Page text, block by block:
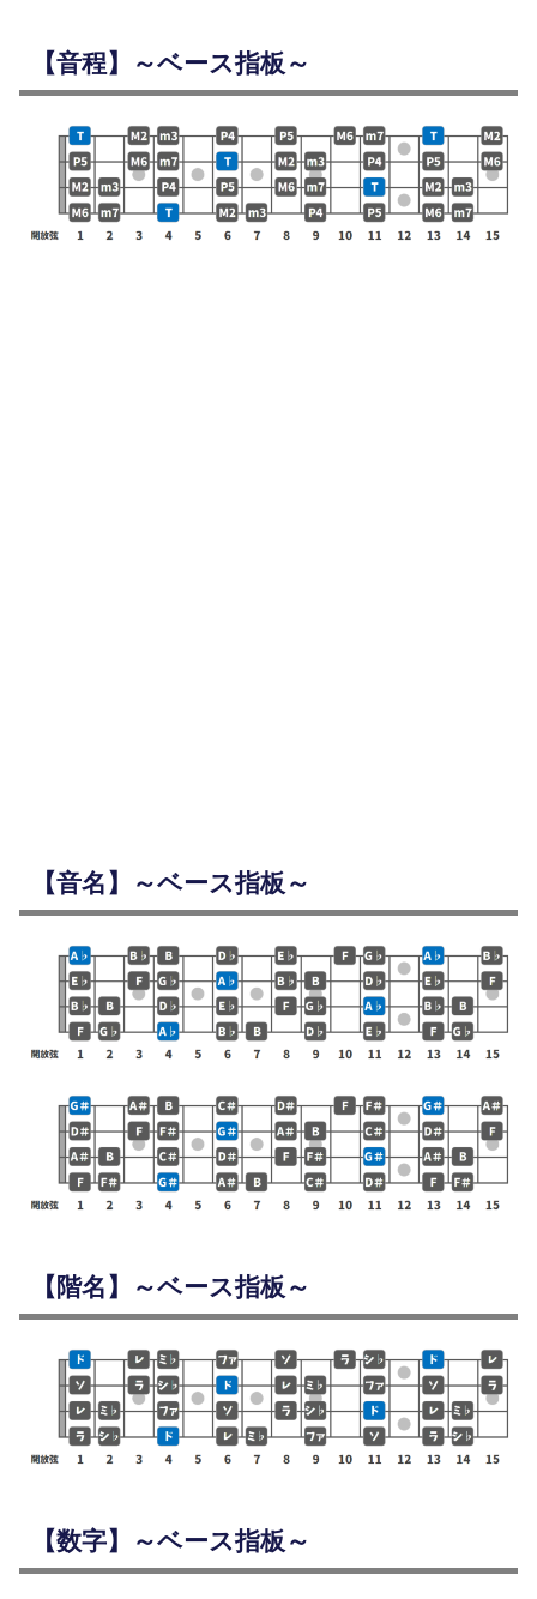
【音程】～ベース指板～
【音名】～ベース指板～
【階名】～ベース指板～
【数字】～ベース指板～